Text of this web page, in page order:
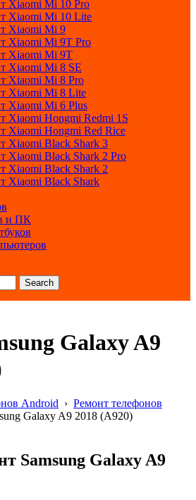
Xiaomi Mi 10 Pro
Xiaomi Mi 10 Lite
Xiaomi Mi 9
Xiaomi Mi 9T Pro
Xiaomi Mi 9T
Xiaomi Mi 8 SE
Xiaomi Mi 8 Pro
Xiaomi Mi 8 Lite
Xiaomi Mi 6 Plus
Xiaomi Hongmi Redmi 1S
Xiaomi Hongmi Red Rice
Xiaomi Black Shark 3
Xiaomi Black Shark 2 Pro
Xiaomi Black Shark 2
Xiaomi Black Shark
и ПК
Search
Galaxy A9
Android › Ремонт телефонов
Galaxy A9 2018 (A920)
Samsung Galaxy A9